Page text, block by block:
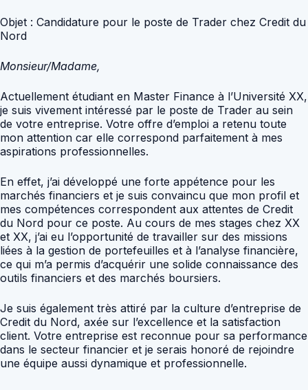
Objet : Candidature pour le poste de Trader chez Credit du
Nord
Monsieur/Madame,
Actuellement étudiant en Master Finance à l’Université XX,
je suis vivement intéressé par le poste de Trader au sein
de votre entreprise. Votre offre d’emploi a retenu toute
mon attention car elle correspond parfaitement à mes
aspirations professionnelles.
En effet, j’ai développé une forte appétence pour les
marchés financiers et je suis convaincu que mon profil et
mes compétences correspondent aux attentes de Credit
du Nord pour ce poste. Au cours de mes stages chez XX
et XX, j’ai eu l’opportunité de travailler sur des missions
liées à la gestion de portefeuilles et à l’analyse financière,
ce qui m’a permis d’acquérir une solide connaissance des
outils financiers et des marchés boursiers.
Je suis également très attiré par la culture d’entreprise de
Credit du Nord, axée sur l’excellence et la satisfaction
client. Votre entreprise est reconnue pour sa performance
dans le secteur financier et je serais honoré de rejoindre
une équipe aussi dynamique et professionnelle.